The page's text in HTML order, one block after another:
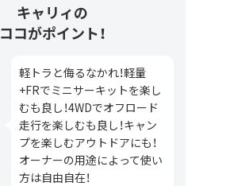
キャリィの
ココがポイント！
軽トラと侮るなかれ！軽量
+FRでミニサーキットを楽し
むも良し！4WDでオフロード
走行を楽しむも良し！キャン
プを楽しむアウトドアにも！
オーナーの用途によって使い
方は自由自在！